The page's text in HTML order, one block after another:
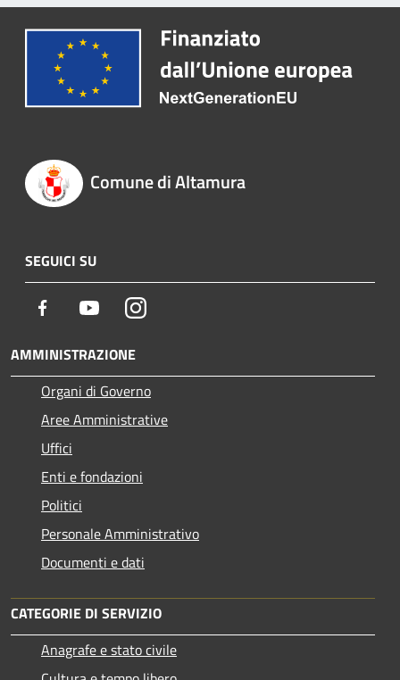
Comune di Altamura
SEGUICI SU
Facebook YoutubeInstagram
AMMINISTRAZIONE
Organi di Governo
Aree Amministrative
Uffici
Enti e fondazioni
Politici
Personale Amministrativo
Documenti e dati
CATEGORIE DI SERVIZIO
Anagrafe e stato civile